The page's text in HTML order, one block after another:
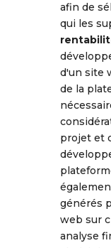
afin de
qui les
d'un site
de la
projet et
générés
web sur
analyse